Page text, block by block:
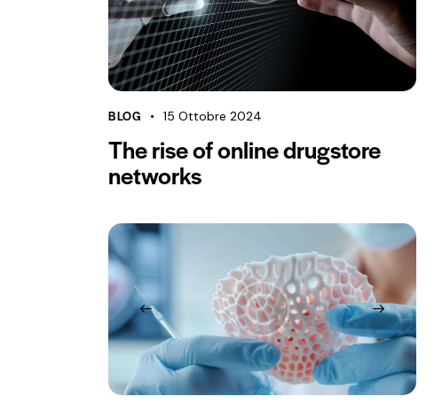
BLOG 15 Ottobre 2024
The rise of online drugstore
networks